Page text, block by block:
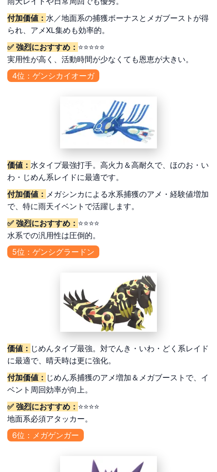
付加価値： 水／地面系の捕獲ボーナスとメガブーストが得
られ、アメXL集めも効率的。
✅ 強烈におすすめ： ⭐⭐⭐⭐⭐
実用性が高く、活動時間が少なくても恩恵が大きい。
4位：ゲンシカイオーガ
価値： 水タイプ最強打手。高火力＆高耐久で、ほのお・い
わ・じめん系レイドに最適です。
付加価値： メガシンカによる水系捕獲のアメ・経験値増加
で、特に雨天イベントで活躍します。
✅ 強烈におすすめ： ⭐⭐⭐⭐
水系での汎用性は圧倒的。
5位：ゲンシグラードン
価値： じめんタイプ最強。対でんき・いわ・どく系レイド
に最適で、晴天時は更に強化。
付加価値： じめん系捕獲のアメ増加＆メガブーストで、イ
ベント周回効率が向上。
✅ 強烈におすすめ： ⭐⭐⭐⭐
地面系必須アタッカー。
6位：メガゲンガー